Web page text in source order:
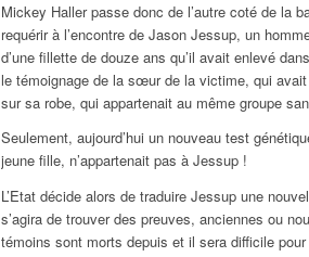
Mickey Haller passe donc de l’autre coté de la
requérir à l’encontre de Jason Jessup, un
d’une fillette de douze ans qu’il avait enlevé
le témoignage de la sœur de la victime, qui
sur sa robe, qui appartenait au même groupe
Seulement, aujourd’hui un nouveau test
jeune fille, n’appartenait pas à Jessup !
L’Etat décide alors de traduire Jessup une
s’agira de trouver des preuves, anciennes ou
témoins sont morts depuis et il sera difficile